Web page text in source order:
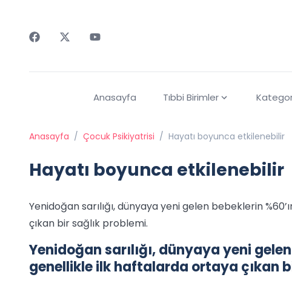
Anasayfa Tıbbi Birimler
Anasayfa / Çocuk Psikiyatrisi / Hayatı boyunca etkilenebilir
Hayatı boyunca etkilenebilir
Yenidoğan sarılığı, dünyaya yeni gelen bebeklerin
çıkan bir sağlık problemi.
Yenidoğan sarılığı, dünyaya yeni
genellikle ilk haftalarda ortaya çıkan